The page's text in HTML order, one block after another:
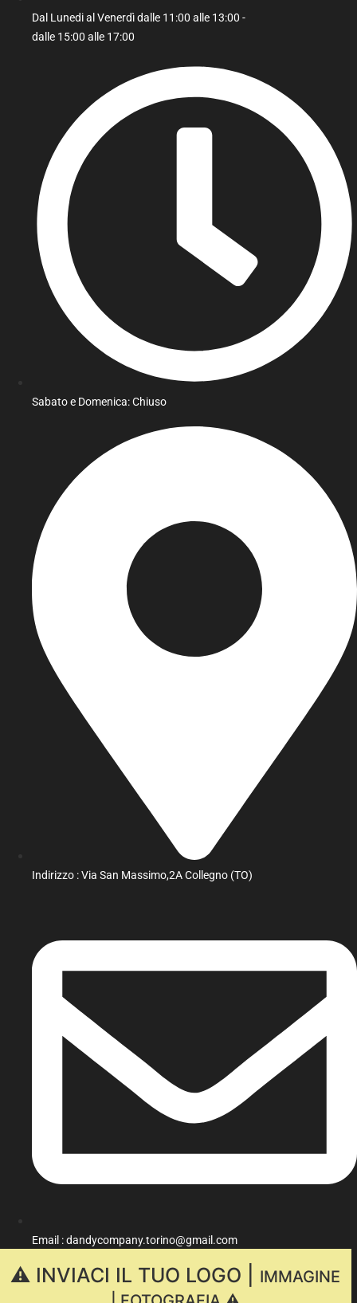
Dal Lunedi al Venerdì dalle 11:00 alle 13:00 -
dalle 15:00 alle 17:00
Sabato e Domenica: Chiuso
Indirizzo : Via San Massimo,2A Collegno (TO)
Email : dandycompany.torino@gmail.com
⚠️ INVIACI IL TUO LOGO |
IMMAGINE